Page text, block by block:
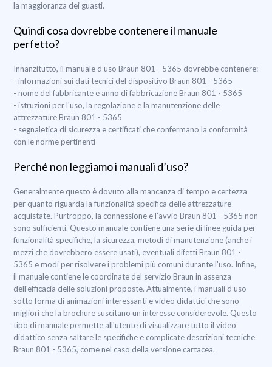
la maggioranza dei guasti.
Quindi cosa dovrebbe contenere il manuale
perfetto?
Innanzitutto, il manuale d’uso Braun 801 - 5365 dovrebbe contenere:
- informazioni sui dati tecnici del dispositivo Braun 801 - 5365
- nome del fabbricante e anno di fabbricazione Braun 801 - 5365
- istruzioni per l'uso, la regolazione e la manutenzione delle
attrezzature Braun 801 - 5365
- segnaletica di sicurezza e certificati che confermano la conformità
con le norme pertinenti
Perché non leggiamo i manuali d’uso?
Generalmente questo è dovuto alla mancanza di tempo e certezza
per quanto riguarda la funzionalità specifica delle attrezzature
acquistate. Purtroppo, la connessione e l’avvio Braun 801 - 5365 non
sono sufficienti. Questo manuale contiene una serie di linee guida per
funzionalità specifiche, la sicurezza, metodi di manutenzione (anche i
mezzi che dovrebbero essere usati), eventuali difetti Braun 801 -
5365 e modi per risolvere i problemi più comuni durante l'uso. Infine,
il manuale contiene le coordinate del servizio Braun in assenza
dell'efficacia delle soluzioni proposte. Attualmente, i manuali d’uso
sotto forma di animazioni interessanti e video didattici che sono
migliori che la brochure suscitano un interesse considerevole. Questo
tipo di manuale permette all'utente di visualizzare tutto il video
didattico senza saltare le specifiche e complicate descrizioni tecniche
Braun 801 - 5365, come nel caso della versione cartacea.